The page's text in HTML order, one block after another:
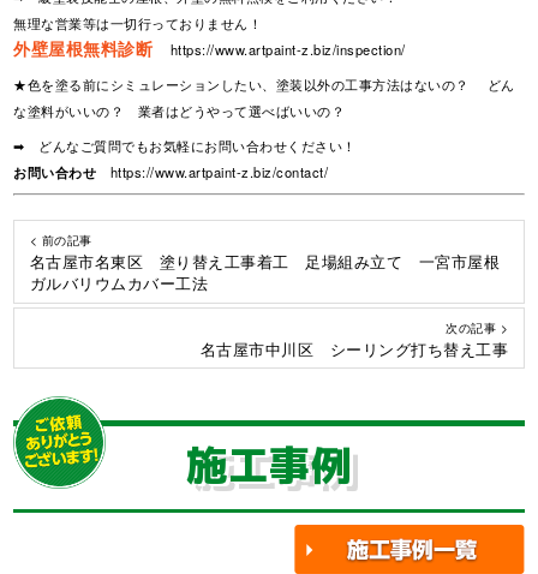
無理な営業等は一切行っておりません！
外壁屋根無料診断
https://www.artpaint-z.biz/inspection/
★色を塗る前にシミュレーションしたい、塗装以外の工事方法はないの？ どん
な塗料がいいの？ 業者はどうやって選べばいいの？
➡ どんなご質問でもお気軽にお問い合わせください！
お問い合わせ
https://www.artpaint-z.biz/contact/
< 前の記事
名古屋市名東区 塗り替え工事着工 足場組み立て 一宮市屋根
ガルバリウムカバー工法
次の記事 >
名古屋市中川区 シーリング打ち替え工事
施工事例